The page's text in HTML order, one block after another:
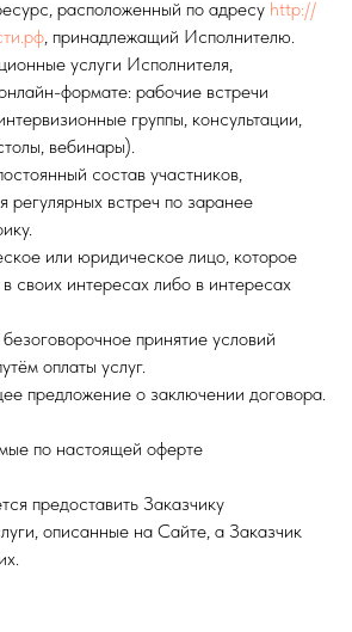
расположенный по адресу http://
, принадлежащий Исполнителю.
услуги Исполнителя,
формате: рабочие встречи
группы, консультации,
вебинары).
состав участников,
регулярных встреч по заранее
или юридическое лицо, которое
своих интересах либо в интересах
принятие условий
оплаты услуг.
предложение о заключении договора.
по настоящей оферте
предоставить Заказчику
описанные на Сайте, а Заказчик